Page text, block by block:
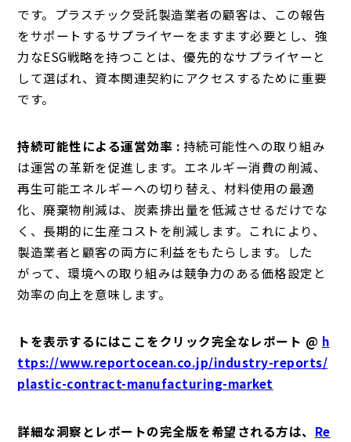
です。プラスチック受託製造業者の顧客は、この報告
をサポートするサプライヤーをますます必要とし、強
力なESG戦略を持つことは、優先的なサプライヤーと
して選ばれ、資本関連契約にアクセスするために重要
です。
持続可能性による運営効率 : 持続可能性への取り組み
は運営の革新を促進します。エネルギー消費の削減、
再生可能エネルギーへの切り替え、材料使用の最適
化、廃棄物削減は、炭素排出量を低減させるだけでな
く、長期的に生産コストを削減します。これにより、
製造業者と顧客の両方に利益をもたらします。した
がって、環境への取り組みは競争力のある価格設定と
効率の向上を意味します。
トを表示するにはここをクリック完全なレポート @ h
ttps://www.reportocean.co.jp/industry-reports/
plastic-contract-manufacturing-market
詳細な洞察とレポートの完全版を希望される方は、 Re